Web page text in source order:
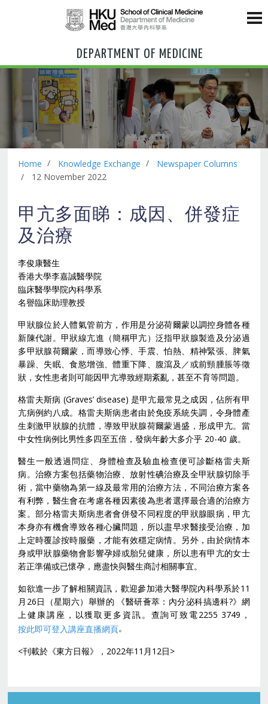
DEPARTMENT OF MEDICINE
Home Knowledge Exchange
Newspaper Columns
12 November 2022
甲亢多面睇：成因、併發症
及治療
李俊康醫生
香港大學李嘉誠醫學院
臨床醫學學院內科學系
名譽臨床助理教授
甲狀腺位於人體氣管前方，作用是分泌荷爾蒙以調控身體各種
新陳代謝。甲狀線亢進（簡稱甲亢）泛指甲狀腺製造及分泌過
多甲狀腺荷爾蒙，而導致心悸、手震、怕熱、精神緊張、脾氣
暴躁、失眠、食慾增強、體重下降、腹瀉及／或前頸腫脹等徵
狀，女性患者則可能因甲亢導致經期紊亂，甚至不育等問題。
格雷夫斯病 (Graves’ disease) 是甲亢最常見之成因，佔所有甲
亢病例約八成。格雷夫斯病患者由於免疫系統失調，令身體產
生刺激甲狀腺的抗體，導致甲狀腺荷爾蒙過盛，形成甲亢。當
中女性病例比男性多四至五倍，發病年齡大多介乎 20-40 歲。
醫生一般透過問症、身體檢查及驗血檢查便可診斷格雷夫斯
病。治療方案包括藥物治療、放射性碘治療及全甲狀腺切除手
術，當中藥物為第一線及最常用的治療方法，不同治療方案各
有利弊，醫生會在考慮各種因素後為患者選擇最合適的治療方
案。部分格雷夫斯病患者會併發不同程度的甲狀腺眼病，甲亢
本身亦有機會導致各種心臟問題，所以盡早求醫接受治療，加
上定時覆診按時服藥，才能有效穩定病情。另外，由於病情本
身或甲狀腺藥物會影響孕婦或胎兒健康，所以患有甲亢的女士
若正準備或已懷孕，應盡快與醫生商討相關事宜。
如欲進一步了解相關資訊，歡迎參加港大醫學院內科學系於11
月26日（星期六）舉辦的 《醫研薈萃：內分泌科搞邊科?》網
上健康講座，以獲取更多資訊。查詢可致電2255 3749，
按此即可登入講座直播網頁。
<刊載於《東方日報》，2022年11月12日>